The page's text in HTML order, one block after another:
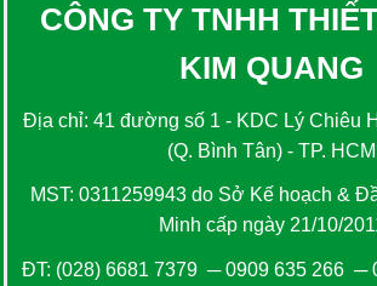
CÔNG TY TNHH
KIM QUANG
Địa chỉ: 41 đường số 1 - KDC Lý Chiêu
(Q. Bình Tân) - TP. HCM
MST: 0311259943 do Sở Kế hoạch &
Minh cấp ngày 21/10/
ĐT: (028) 6681 7379 ─0909 635 266─